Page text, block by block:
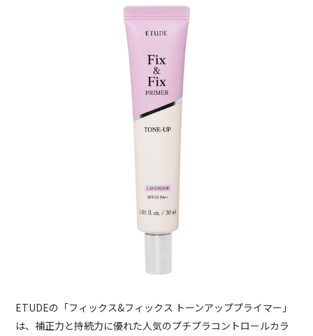
ETUDEの「フィックス&フィックス トーンアッププライマー」
は、補正力と持続力に優れた人気のプチプラコントロールカラ